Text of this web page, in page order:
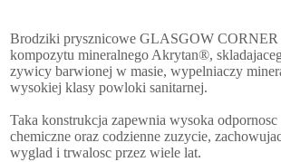
Brodziki prysznicowe GLASGOW CORNER
kompozytu mineralnego Akrytan®,
zywicy barwionej w masie, wypelniaczy
wysokiej klasy powloki sanitarnej.
Taka konstrukcja zapewnia wysoka
chemiczne oraz codzienne zuzycie,
wyglad i trwalosc przez wiele lat.